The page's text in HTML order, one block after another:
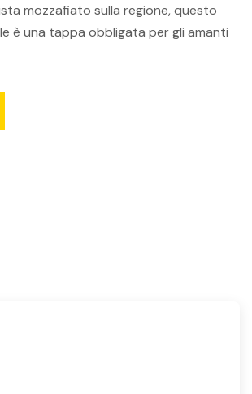
mozzafiato sulla regione, questo
è una tappa obbligata per gli amanti